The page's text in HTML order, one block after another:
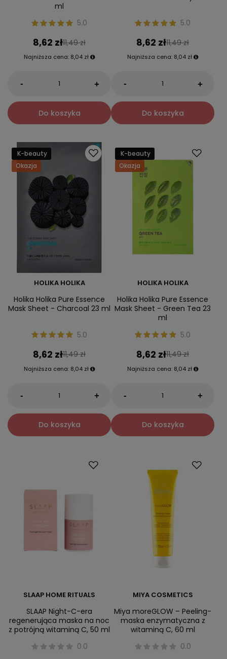
ml
5.0
8,62 zł11,49 zł
Najniższa cena: 8,04 zł
- +
Do koszyka
5.0
8,62 zł11,49 zł
Najniższa cena: 8,04 zł
- +
Do koszyka
K-beauty
Okazja
HOLIKA HOLIKA
Holika Holika Pure Essence
Mask Sheet - Charcoal 23 ml
5.0
8,62 zł11,49 zł
Najniższa cena: 8,04 zł
- +
Do koszyka
K-beauty
Okazja
HOLIKA HOLIKA
Holika Holika Pure Essence
Mask Sheet - Green Tea 23
ml
5.0
8,62 zł11,49 zł
Najniższa cena: 8,04 zł
- +
Do koszyka
SLAAP HOME RITUALS
SLAAP Night-C-era
regenerująca maska na noc
z potrójną witaminą C, 50 ml
0.0
MIYA COSMETICS
Miya moreGLOW – Peeling-
maska enzymatyczna z
witaminą C, 60 ml
0.0